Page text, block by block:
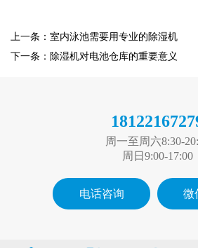
上一条：室内泳池需要用专业的除湿机
下一条：除湿机对电池仓库的重要意义
周一至周六8:30-
周日9:00-17:00
电话咨询 微